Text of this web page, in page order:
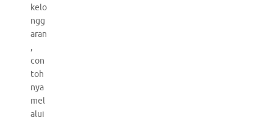
kelo
ngg
aran
,
con
toh
nya
mel
alui